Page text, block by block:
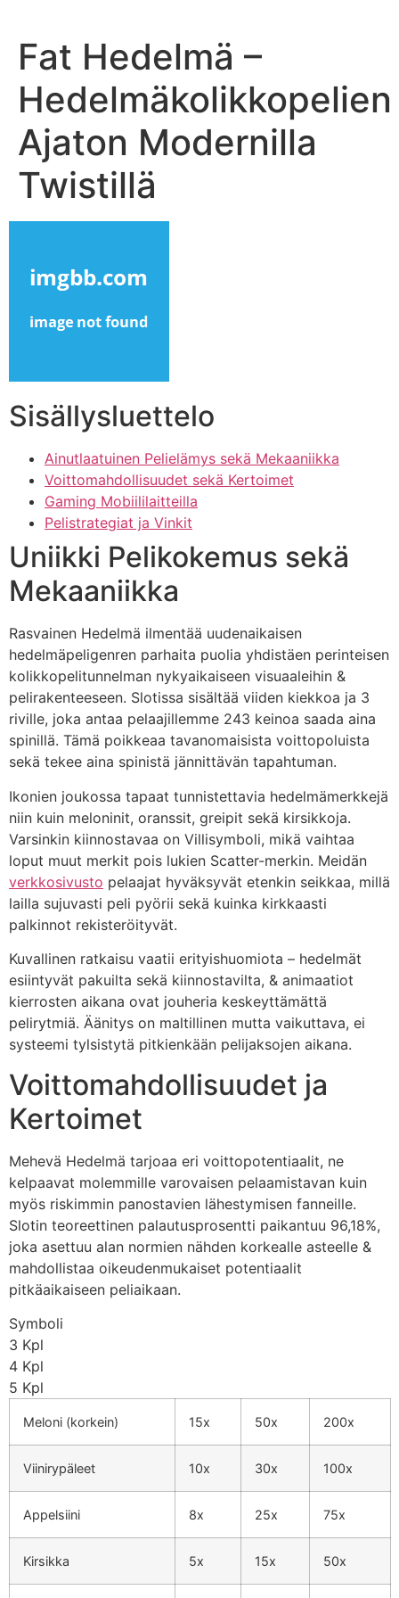
Fat Hedelmä –
Hedelmäkolikkopelien
Ajaton Modernilla
Twistillä
Sisällysluettelo
Ainutlaatuinen Pelielämys sekä Mekaaniikka
Voittomahdollisuudet sekä Kertoimet
Gaming Mobiililaitteilla
Pelistrategiat ja Vinkit
Uniikki Pelikokemus sekä
Mekaaniikka
Rasvainen Hedelmä ilmentää uudenaikaisen
hedelmäpeligenren parhaita puolia yhdistäen perinteisen
kolikkopelitunnelman nykyaikaiseen visuaaleihin &
pelirakenteeseen. Slotissa sisältää viiden kiekkoa ja 3
riville, joka antaa pelaajillemme 243 keinoa saada aina
spinillä. Tämä poikkeaa tavanomaisista voittopoluista
sekä tekee aina spinistä jännittävän tapahtuman.
Ikonien joukossa tapaat tunnistettavia hedelmämerkkejä
niin kuin meloninit, oranssit, greipit sekä kirsikkoja.
Varsinkin kiinnostavaa on Villisymboli, mikä vaihtaa
loput muut merkit pois lukien Scatter-merkin. Meidän
verkkosivusto pelaajat hyväksyvät etenkin seikkaa, millä
lailla sujuvasti peli pyörii sekä kuinka kirkkaasti
palkinnot rekisteröityvät.
Kuvallinen ratkaisu vaatii erityishuomiota – hedelmät
esiintyvät pakuilta sekä kiinnostavilta, & animaatiot
kierrosten aikana ovat jouheria keskeyttämättä
pelirytmiä. Äänitys on maltillinen mutta vaikuttava, ei
systeemi tylsistytä pitkienkään pelijaksojen aikana.
Voittomahdollisuudet ja
Kertoimet
Mehevä Hedelmä tarjoaa eri voittopotentiaalit, ne
kelpaavat molemmille varovaisen pelaamistavan kuin
myös riskimmin panostavien lähestymisen fanneille.
Slotin teoreettinen palautusprosentti paikantuu 96,18%,
joka asettuu alan normien nähden korkealle asteelle &
mahdollistaa oikeudenmukaiset potentiaalit
pitkäaikaiseen peliaikaan.
Symboli
3 Kpl
4 Kpl
5 Kpl
Meloni (korkein) 15x 50x 200x
Viinirypäleet 10x 30x 100x
Appelsiini 8x 25x 75x
Kirsikka 5x 15x 50x